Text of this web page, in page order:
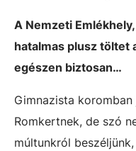
A Nemzeti
hatalmas plusz töltet
egészen biztosan…
Gimnazista
Romkertnek, de szó
múltunkról